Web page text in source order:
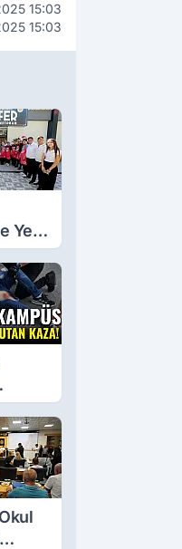
15:03
15:03
Yeni
Oldu